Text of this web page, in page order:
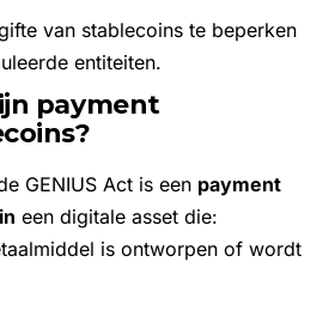
van stablecoins te beperken
entiteiten.
payment
GENIUS Act is een payment
een digitale asset die:
is ontworpen of wordt